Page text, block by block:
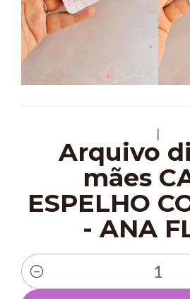
|
Arquivo
mães
ESPELHO
- ANA
Quantidade